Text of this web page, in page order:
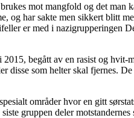
mot mangfold og det man
og har sakte men sikkert blitt
er med i nazigrupperingen
begått av en rasist og hvit-
som helter skal fjernes. De
områder hvor en gitt
gruppen deler motstandernes